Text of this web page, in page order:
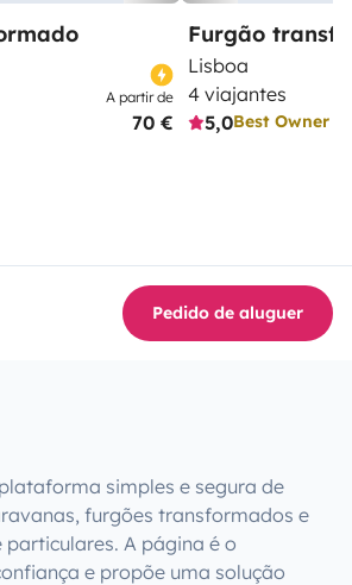
A partir de
70 €
Furgão
Lisboa
4 viajantes
5,0Best Owner
Pedido de aluguer
simples e segura de
furgões transformados e
A página é o
e propõe uma solução